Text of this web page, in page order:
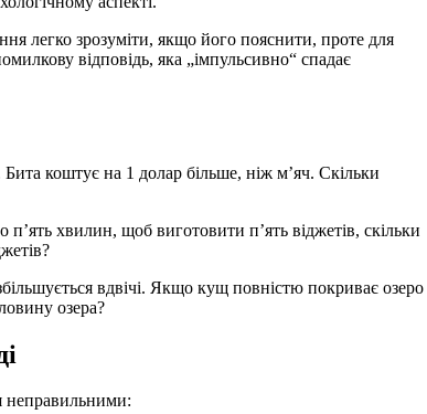
легко зрозуміти, якщо його пояснити, проте для
відповідь, яка „імпульсивно“ спадає
коштує на 1 долар більше, ніж м’яч. Скільки
хвилин, щоб виготовити п’ять віджетів, скільки
вдвічі. Якщо кущ повністю покриває озеро
озера?
неправильними: